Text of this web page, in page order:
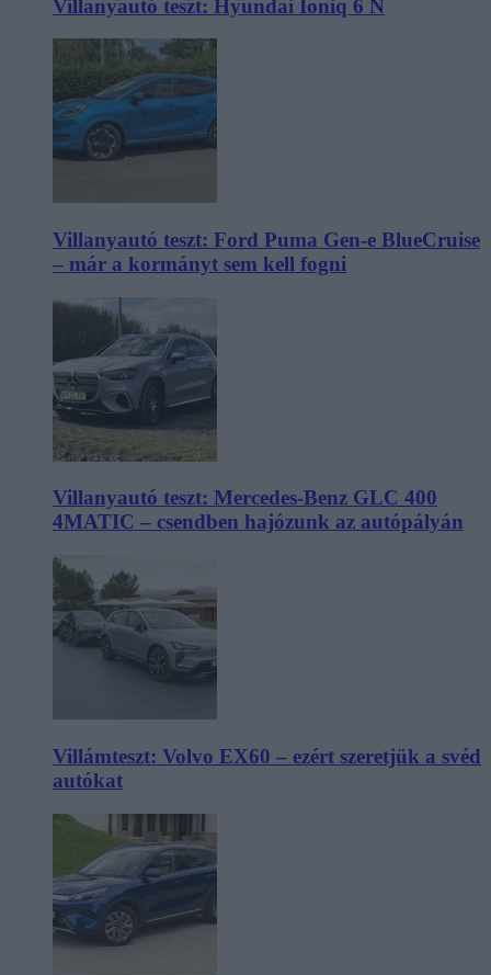
Villanyautó teszt: Hyundai Ioniq 6 N
Villanyautó teszt: Ford Puma Gen-e BlueCruise
– már a kormányt sem kell fogni
Villanyautó teszt: Mercedes-Benz GLC 400
4MATIC – csendben hajózunk az autópályán
Villámteszt: Volvo EX60 – ezért szeretjük a svéd
autókat